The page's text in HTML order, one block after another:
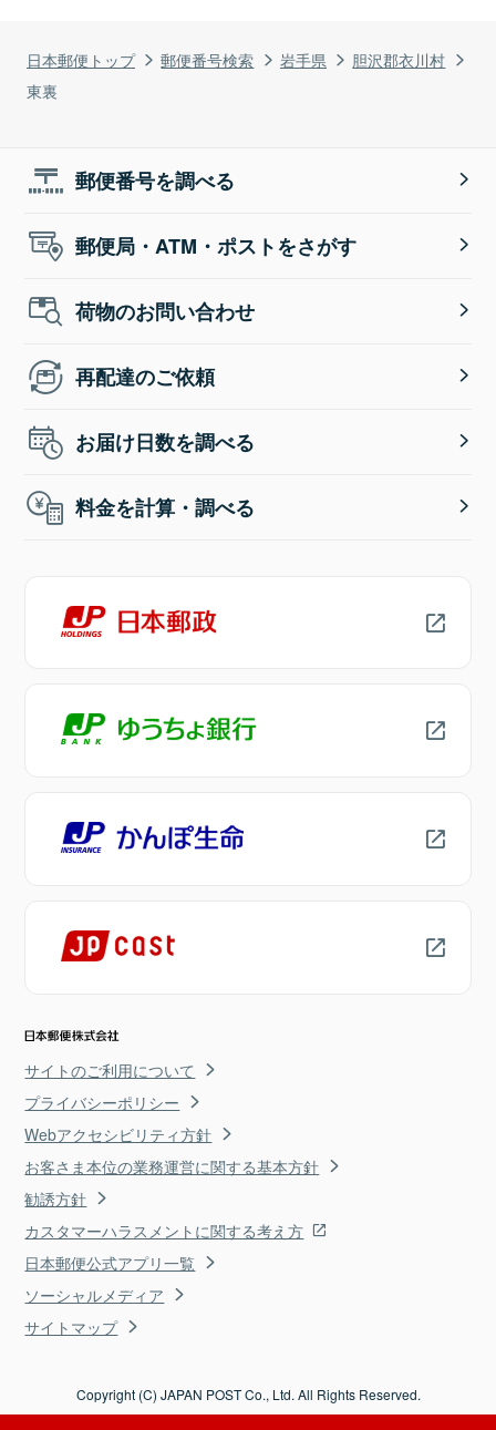
日本郵便トップ 郵便番号検索 岩手県
胆沢郡衣川村
東裏
郵便番号を調べる
郵便局・ATM・ポストをさがす
荷物のお問い合わせ
再配達のご依頼
お届け日数を調べる
料金を計算・調べる
サイトのご利用について
プライバシーポリシー
Webアクセシビリティ方針
お客さま本位の業務運営に関する基本方針
勧誘方針
カスタマーハラスメントに関する考え方
日本郵便公式アプリ一覧
ソーシャルメディア
サイトマップ
Copyright (C) JAPAN POST Co., Ltd. All Rights Reserved.